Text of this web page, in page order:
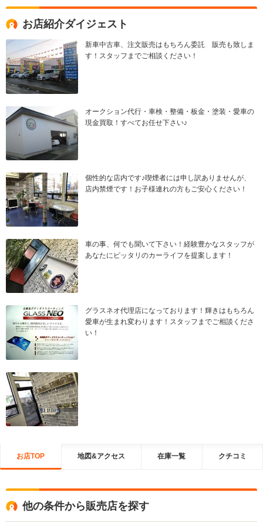
お店紹介ダイジェスト
新車中古車、注文販売はもちろん委託 販売も致しま
す！スタッフまでご相談ください！
オークション代行・車検・整備・板金・塗装・愛車の
現金買取！すべてお任せ下さい♪
個性的な店内です♪喫煙者には申し訳ありませんが、
店内禁煙です！お子様連れの方もご安心ください！
車の事、何でも聞いて下さい！経験豊かなスタッフが
あなたにピッタリのカーライフを提案します！
グラスネオ代理店になっております！輝きはもちろん
愛車が生まれ変わります！スタッフまでご相談くださ
い！
お店TOP 地図&アクセス 在庫一覧 クチコミ
他の条件から販売店を探す